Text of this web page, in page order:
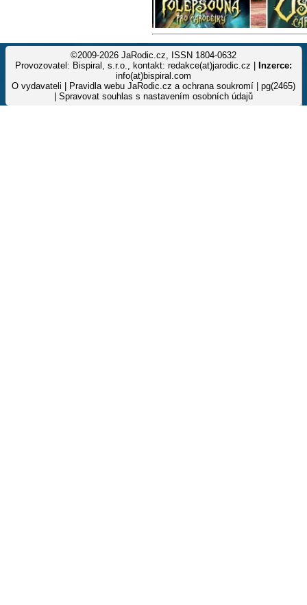
©2009-2026 JaRodic.cz, ISSN 1804-0632
Provozovatel: Bispiral, s.r.o., kontakt: redakce(at)jarodic.cz |
Inzerce:
info(at)bispiral.com
O vydavateli
Pravidla webu JaRodic.cz a ochrana soukromí | pg(2465)
Spravovat souhlas s nastavením osobních údajů